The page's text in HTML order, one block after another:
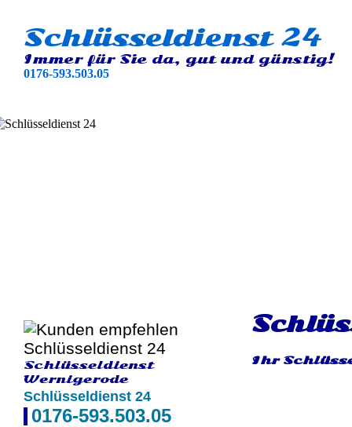
Schlüsseldienst 24
Immer für Sie da, gut und günstig!
0176-593.503.05
Schlüsseldienst
Wernigerode
Schlüsseldienst 24
0176-593.503.05
Ihr